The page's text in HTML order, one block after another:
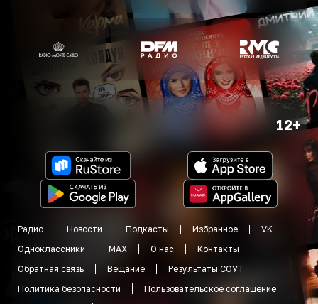
12+
Радио Новости Подкасты Избранное
VK
Одноклассники
MAX О нас
Контакты
Обратная связь
Вещание
Результаты СОУТ
Политика безопасности
Пользовательское соглашение